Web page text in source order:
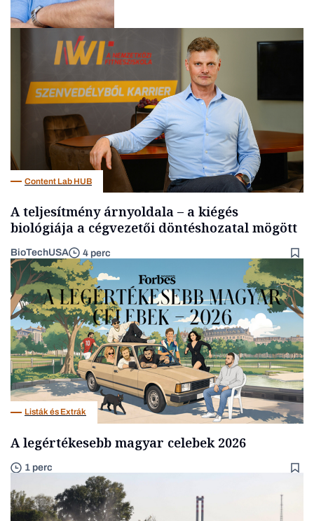
Content Lab HUB
A teljesítmény árnyoldala – a kiégés
biológiája a cégvezetői döntéshozatal mögött
BioTechUSA 4 perc
Listák és Extrák
A legértékesebb magyar celebek 2026
1 perc